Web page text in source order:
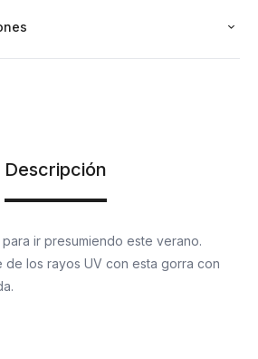
Descripción
ir presumiendo este verano.
de los rayos UV con esta gorra con